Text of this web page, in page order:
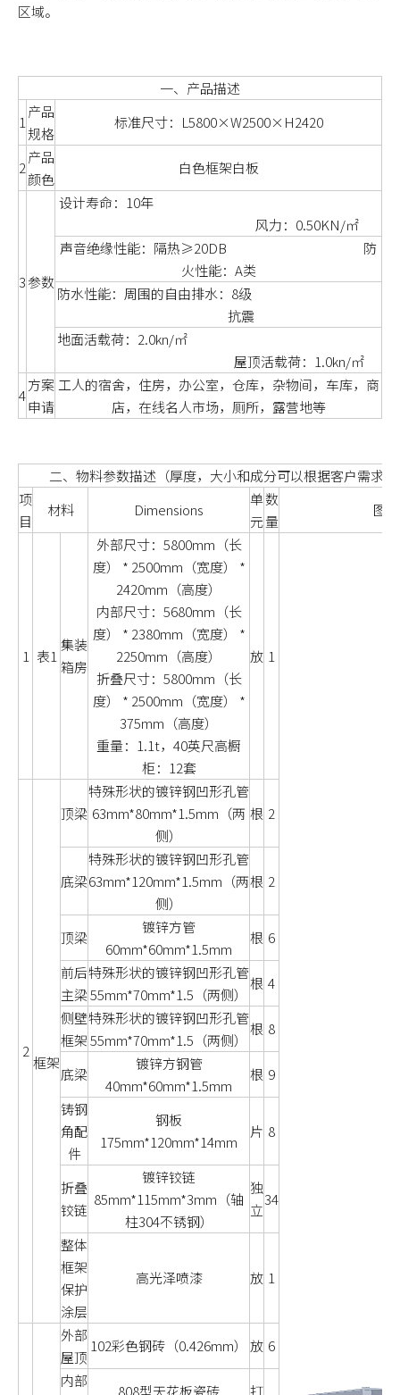
区域。
一、产品描述
1
产品
规格
标准尺寸：L5800×W2500×H2420
2
产品
颜色
白色框架白板
3参数
设计寿命：10年
风力：0.50KN/㎡
声音绝缘性能：隔热≥20DB 防
火性能：A类
防水性能：周围的自由排水：8级
抗震
地面活载荷：2.0kn/㎡
屋顶活载荷：1.0kn/㎡
4
方案
申请
工人的宿舍，住房，办公室，仓库，杂物间，车库，商
店，在线名人市场，厕所，露营地等
二、物料参数描述（厚度，大小和成分可以根据客户需求
项
目
材料 Dimensions
单
元
数
量
图片
1 表1
集装
箱房
外部尺寸：5800mm（长
度） * 2500mm（宽度） *
2420mm（高度）
内部尺寸：5680mm（长
度） * 2380mm（宽度） *
2250mm（高度）
折叠尺寸：5800mm（长
度） * 2500mm（宽度） *
375mm（高度）
重量：1.1t，40英尺高橱
柜：12套
放 1
2
框架
顶梁
特殊形状的镀锌钢凹形孔管
63mm*80mm*1.5mm（两
侧）
根 2
底梁
特殊形状的镀锌钢凹形孔管
63mm*120mm*1.5mm（两
侧）
根 2
顶梁
镀锌方管
60mm*60mm*1.5mm
根 6
前后
主梁
特殊形状的镀锌钢凹形孔管
55mm*70mm*1.5（两侧）
根 4
侧壁
框架
特殊形状的镀锌钢凹形孔管
55mm*70mm*1.5（两侧）
根 8
底梁
镀锌方钢管
40mm*60mm*1.5mm
根 9
铸钢
角配
件
钢板
175mm*120mm*14mm
片 8
折叠
铰链
镀锌铰链
85mm*115mm*3mm（轴
柱304不锈钢）
独
立
34
整体
框架
保护
涂层
高光泽喷漆 放 1
外部
屋顶
102彩色钢砖（0.426mm） 放 6
内部